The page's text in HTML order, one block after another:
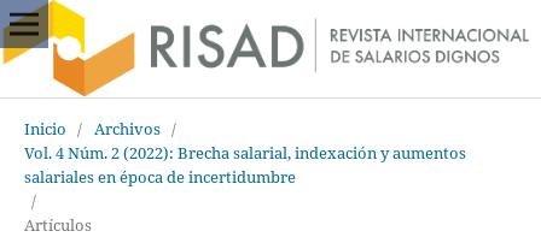
Inicio / Archivos /
Vol. 4 Núm. 2 (2022): Brecha salarial, indexación y aumentos
salariales en época de incertidumbre
/
Artículos